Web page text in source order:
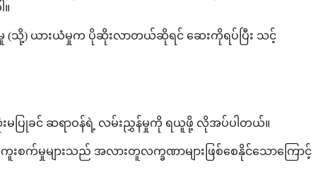
မှု (သို့) ယားယံမှုက ပိုဆိုးလာတယ်ဆိုရင် ဆေးကိုရပ်ပြီး သင့်
မပြုခင် ဆရာဝန်ရဲ့ လမ်းညွှန်မှုကို ရယူဖို့ လိုအပ်ပါတယ်။
စက်မှုများသည် အလားတူလက္ခဏာများဖြစ်စေနိုင်သောကြောင့်